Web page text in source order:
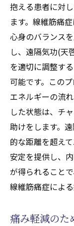
られる
線維筋
治療や
チャクラバ
力
自然治
線維筋
チャク
よる自
線維筋
治療(
チャク
抱える患者に対
ます。線維筋痛
心身のバランス
し、遠隔気功(天
を適切に調整す
可能です。この
エネルギーの流
した状態は、チ
助けをします。
的な距離を超え
安定を提供し、
が得られること
線維筋痛症によ
痛み軽減のた